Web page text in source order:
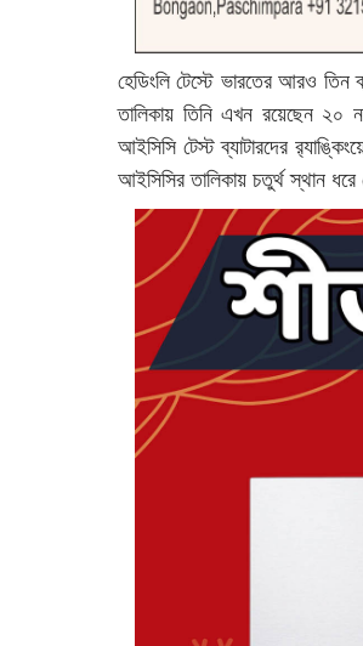
হেডিংলি টেস্টে ভারতের আরও তিন
তালিকায় তিনি এখন রয়েছেন ২০
আইসিসি টেস্ট ব্যাটারদের
আইসিসির তালিকায় চতুর্থ স্থান ধরে